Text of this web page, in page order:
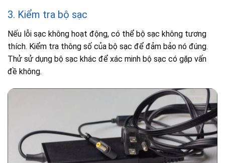
3. Kiểm tra bộ sạc
Nếu lỗi sạc không hoạt động, có thể bộ sạc không tương
thích. Kiểm tra thông số của bộ sạc để đảm bảo nó đúng.
Thử sử dụng bộ sạc khác để xác minh bộ sạc có gặp vấn
đề không.